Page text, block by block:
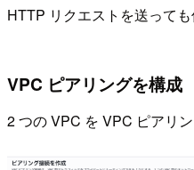
HTTP リクエストを送っても
VPC ピアリングを構成
2 つの VPC を VPC ピアリン